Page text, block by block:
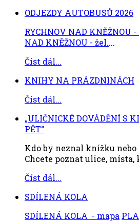
ODJEZDY AUTOBUSŮ 2026
RYCHNOV NAD KNĚŽNOU -
NAD KNĚŽNOU - žel....
Číst dál...
KNIHY NA PRÁZDNINÁCH
Číst dál...
„ULIČNICKÉ DOVÁDĚNÍ S
PĚT“
Kdo by neznal knížku nebo
Chcete poznat ulice, místa,
Číst dál...
SDÍLENÁ KOLA
SDÍLENÁ KOLA - mapa